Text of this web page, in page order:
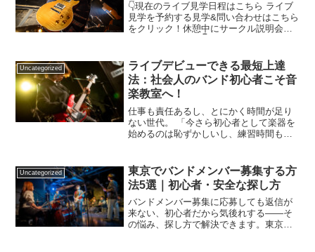
👇現在のライブ見学日程はこちら ライブ
見学を予約する見学&問い合わせはこちら
をクリック！休憩中にサークル説明会を
問い合わせはこちらをクリック！休憩中
にサークル説明会を...
Uncategorized
ライブデビューできる最短上達
法：社会人のバンド初心者こそ音
楽教室へ！
仕事も責任あるし、とにかく時間が足り
ない世代。 「今さら初心者として楽器を
始めるのは恥ずかしいし、練習時間も取
最短距離で夢を叶えている
Uncategorized
東京でバンドメンバー募集する方
法5選｜初心者・安全な探し方
バンドメンバー募集に応募しても返信が
来ない、初心者だから気後れする——そ
の悩み、探し方で解決できます。東京で